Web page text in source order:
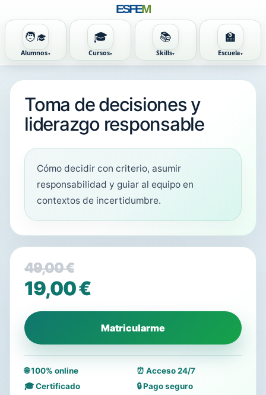
ESFEM
🧑‍🎓
Alumnos
🎓
Cursos
📚
Skills
🏫
Escuela
Toma de decisiones y
liderazgo responsable
Cómo decidir con criterio, asumir
responsabilidad y guiar al equipo en
contextos de incertidumbre.
49,00€
El
precio
original
era:
49,00 €.
19,00€
El
precio
actual
es:
19,00 €.
Matricularme
🌐 100% online
⏰ Acceso 24/7
🎓 Certificado
🔒 Pago seguro